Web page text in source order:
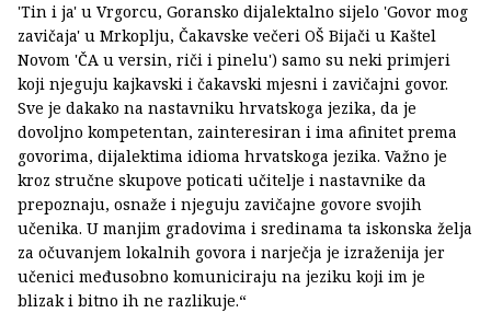
'Tin i ja' u Vrgorcu, Goransko dijalektalno sijelo 'Govor mog
zavičaja' u Mrkoplju, Čakavske večeri OŠ Bijači u Kaštel
Novom 'ČA u versin, riči i pinelu') samo su neki primjeri
koji njeguju kajkavski i čakavski mjesni i zavičajni govor.
Sve je dakako na nastavniku hrvatskoga jezika, da je
dovoljno kompetentan, zainteresiran i ima afinitet prema
govorima, dijalektima idioma hrvatskoga jezika. Važno je
kroz stručne skupove poticati učitelje i nastavnike da
prepoznaju, osnaže i njeguju zavičajne govore svojih
učenika. U manjim gradovima i sredinama ta iskonska želja
za očuvanjem lokalnih govora i narječja je izraženija jer
učenici međusobno komuniciraju na jeziku koji im je
blizak i bitno ih ne razlikuje.“